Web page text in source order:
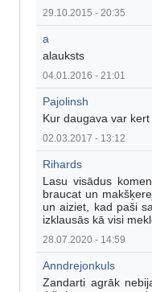
29.10.2015 - 20:35
a
alauksts
04.01.2016 - 21:01
Pajolinsh
Kur daugava var
02.03.2017 - 13:12
Rihards
Lasu visādus
braucat un
un aiziet, kad paši
izklausās kā visi
28.07.2020 - 14:59
Anndrejonkuls
Zandarti agrāk